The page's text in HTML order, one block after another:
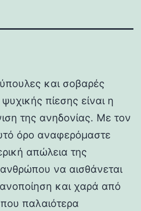
και σοβαρές
πίεσης είναι η
της ανηδονίας. Με τον
όρο αναφερόμαστε
απώλεια της
να αισθάνεται
και χαρά από
παλαιότερα